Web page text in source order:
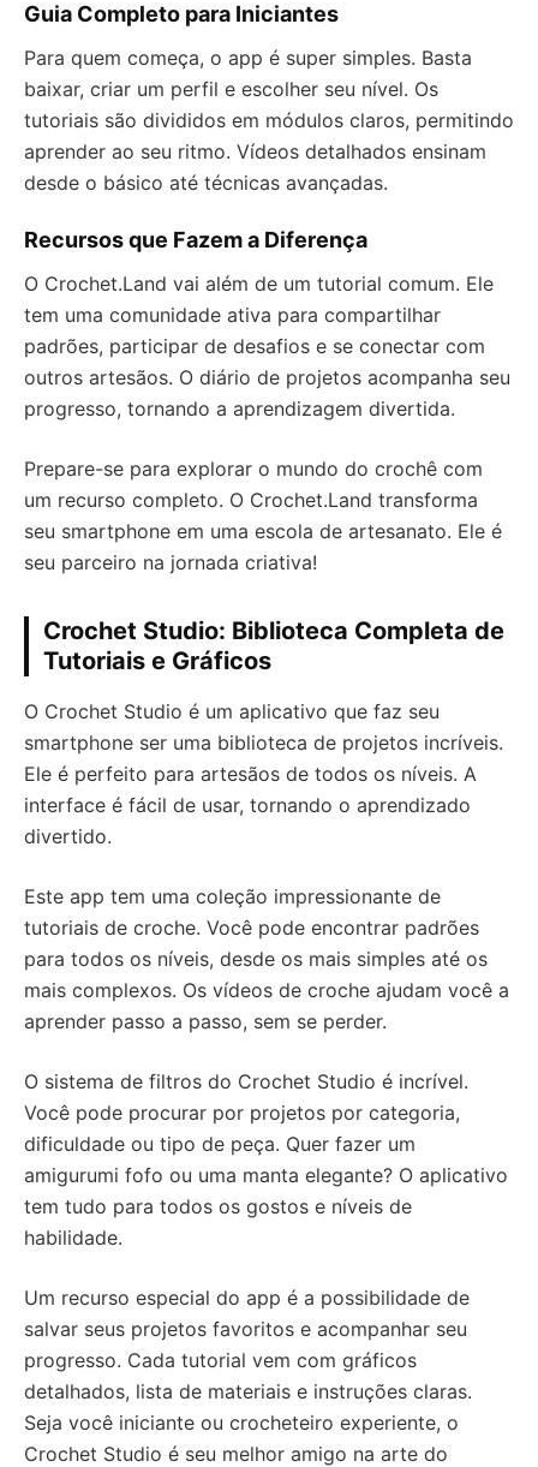
Guia Completo para Iniciantes
Para quem começa, o app é super simples. Basta
baixar, criar um perfil e escolher seu nível. Os
tutoriais são divididos em módulos claros, permitindo
aprender ao seu ritmo. Vídeos detalhados ensinam
desde o básico até técnicas avançadas.
Recursos que Fazem a Diferença
O Crochet.Land vai além de um tutorial comum. Ele
tem uma comunidade ativa para compartilhar
padrões, participar de desafios e se conectar com
outros artesãos. O diário de projetos acompanha seu
progresso, tornando a aprendizagem divertida.
Prepare-se para explorar o mundo do crochê com
um recurso completo. O Crochet.Land transforma
seu smartphone em uma escola de artesanato. Ele é
seu parceiro na jornada criativa!
Crochet Studio: Biblioteca Completa de
Tutoriais e Gráficos
O Crochet Studio é um aplicativo que faz seu
smartphone ser uma biblioteca de projetos incríveis.
Ele é perfeito para artesãos de todos os níveis. A
interface é fácil de usar, tornando o aprendizado
divertido.
Este app tem uma coleção impressionante de
tutoriais de croche. Você pode encontrar padrões
para todos os níveis, desde os mais simples até os
mais complexos. Os vídeos de croche ajudam você a
aprender passo a passo, sem se perder.
O sistema de filtros do Crochet Studio é incrível.
Você pode procurar por projetos por categoria,
dificuldade ou tipo de peça. Quer fazer um
amigurumi fofo ou uma manta elegante? O aplicativo
tem tudo para todos os gostos e níveis de
habilidade.
Um recurso especial do app é a possibilidade de
salvar seus projetos favoritos e acompanhar seu
progresso. Cada tutorial vem com gráficos
detalhados, lista de materiais e instruções claras.
Seja você iniciante ou crocheteiro experiente, o
Crochet Studio é seu melhor amigo na arte do